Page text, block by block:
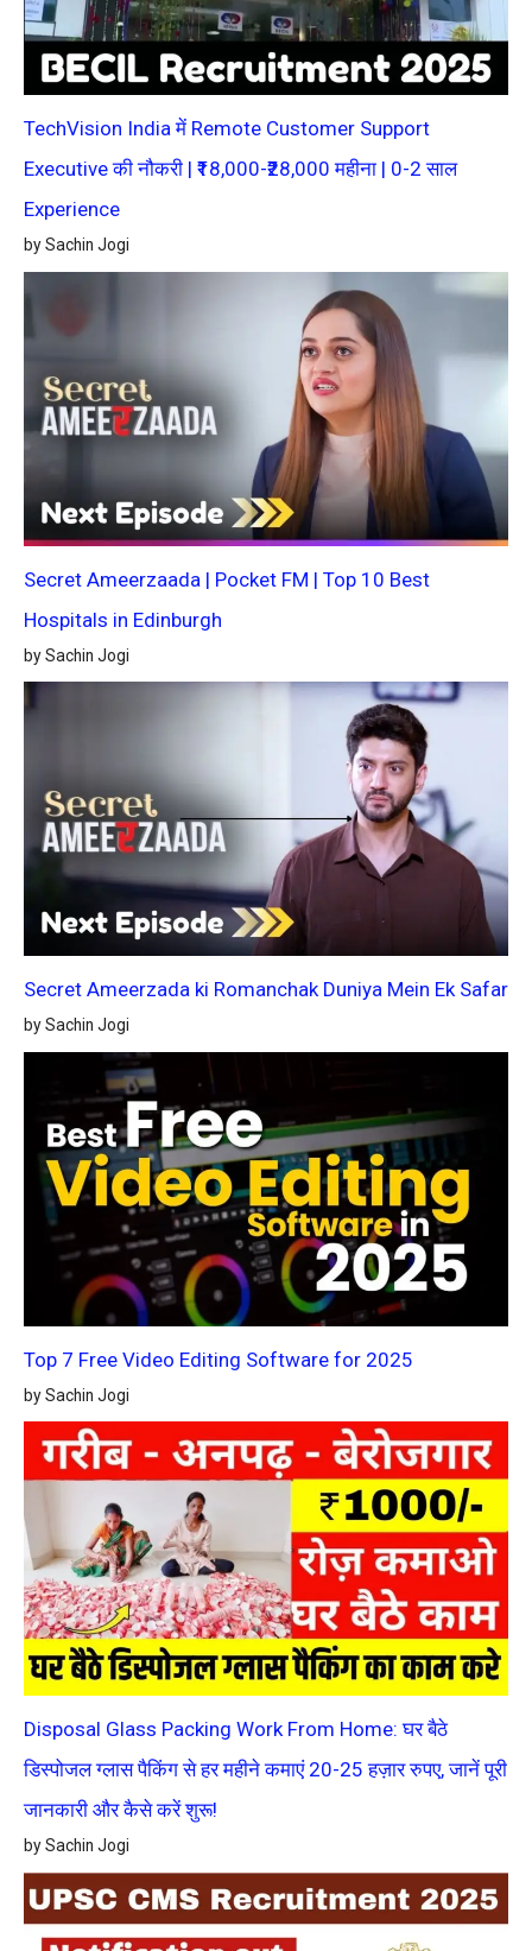
TechVision India में Remote Customer Support
Executive की नौकरी | ₹18,000-₹28,000 महीना | 0-2 साल
Experience
by Sachin Jogi
Secret Ameerzaada | Pocket FM | Top 10 Best
Hospitals in Edinburgh
by Sachin Jogi
Secret Ameerzada ki Romanchak Duniya Mein Ek Safar
by Sachin Jogi
Top 7 Free Video Editing Software for 2025
by Sachin Jogi
Disposal Glass Packing Work From Home: घर बैठे
डिस्पोजल ग्लास पैकिंग से हर महीने कमाएं 20-25 हज़ार रुपए, जानें पूरी
जानकारी और कैसे करें शुरू!
by Sachin Jogi